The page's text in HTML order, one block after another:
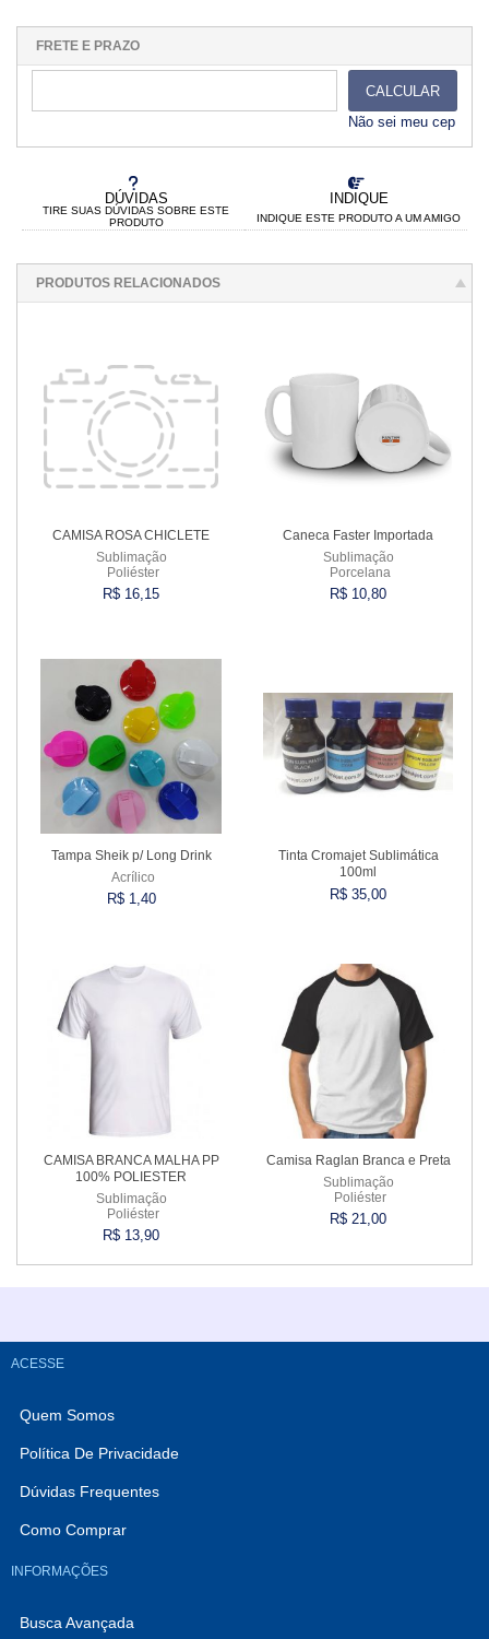
DÚVIDAS
TIRE SUAS DÚVIDAS SOBRE ESTE
PRODUTO
INDIQUE
INDIQUE ESTE PRODUTO A UM AMIGO
..
...
FRETE E PRAZO
CALCULAR
Não sei meu cep
PRODUTOS RELACIONADOS
CAMISA ROSA CHICLETE
Sublimação
Poliéster
R$ 16,15
Caneca Faster Importada
Sublimação
Porcelana
R$ 10,80
Tampa Sheik p/ Long Drink
Acrílico
R$ 1,40
Tinta Cromajet Sublimática
100ml
R$ 35,00
CAMISA BRANCA MALHA PP
100% POLIESTER
Sublimação
Poliéster
R$ 13,90
Camisa Raglan Branca e Preta
Sublimação
Poliéster
R$ 21,00
ACESSE
Quem Somos
Política De Privacidade
Dúvidas Frequentes
Como Comprar
INFORMAÇÕES
Busca Avançada